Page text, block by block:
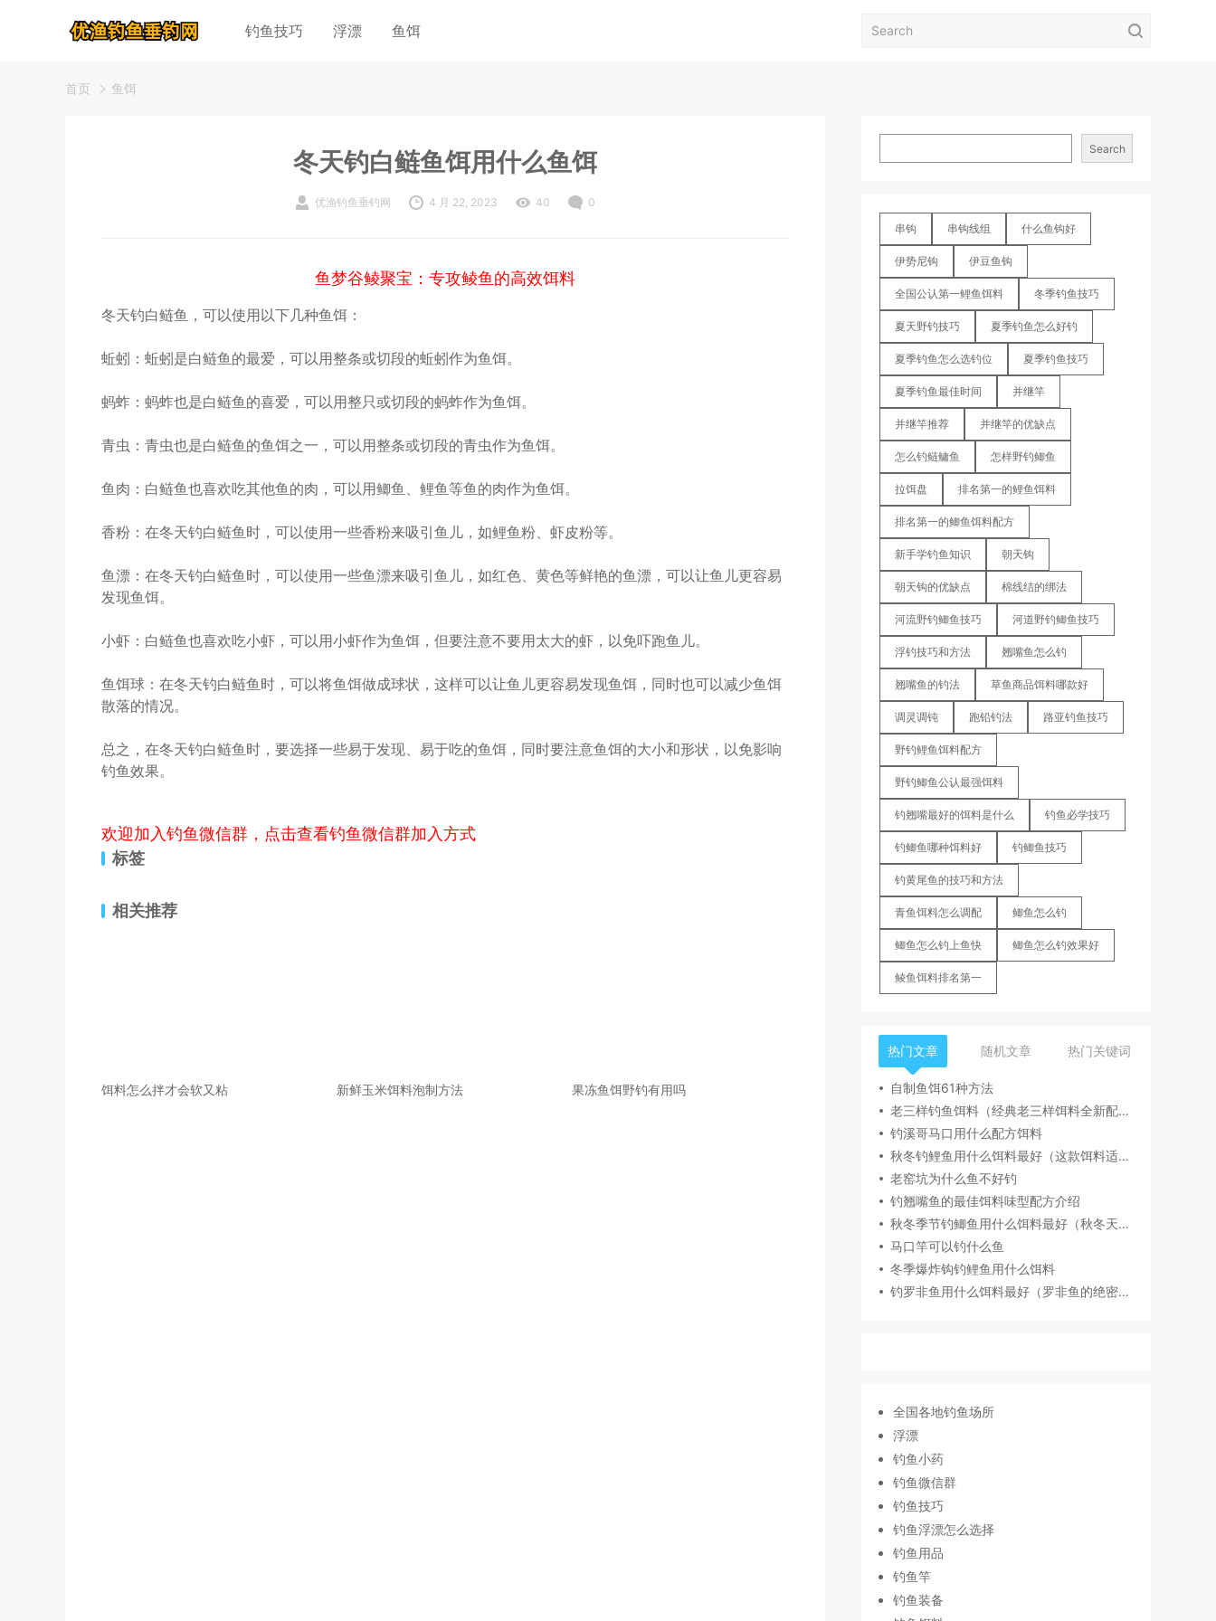
钓鱼技巧 浮漂 鱼饵
首页 鱼饵
冬天钓白鲢鱼饵用什么鱼饵
优渔钓鱼垂钓网 4 月 22, 2023 40 0
鱼梦谷鲮聚宝：专攻鲮鱼的高效饵料
冬天钓白鲢鱼，可以使用以下几种鱼饵：
蚯蚓：蚯蚓是白鲢鱼的最爱，可以用整条或切段的蚯蚓作为鱼饵。
蚂蚱：蚂蚱也是白鲢鱼的喜爱，可以用整只或切段的蚂蚱作为鱼饵。
青虫：青虫也是白鲢鱼的鱼饵之一，可以用整条或切段的青虫作为鱼饵。
鱼肉：白鲢鱼也喜欢吃其他鱼的肉，可以用鲫鱼、鲤鱼等鱼的肉作为鱼饵。
香粉：在冬天钓白鲢鱼时，可以使用一些香粉来吸引鱼儿，如鲤鱼粉、虾皮粉等。
鱼漂：在冬天钓白鲢鱼时，可以使用一些鱼漂来吸引鱼儿，如红色、黄色等鲜艳的鱼漂，可以让鱼儿更容易
发现鱼饵。
小虾：白鲢鱼也喜欢吃小虾，可以用小虾作为鱼饵，但要注意不要用太大的虾，以免吓跑鱼儿。
鱼饵球：在冬天钓白鲢鱼时，可以将鱼饵做成球状，这样可以让鱼儿更容易发现鱼饵，同时也可以减少鱼饵
散落的情况。
总之，在冬天钓白鲢鱼时，要选择一些易于发现、易于吃的鱼饵，同时要注意鱼饵的大小和形状，以免影响
钓鱼效果。
欢迎加入钓鱼微信群，点击查看钓鱼微信群加入方式
标签
相关推荐
饵料怎么拌才会软又粘 新鲜玉米饵料泡制方法 果冻鱼饵野钓有用吗
Search
串钩 串钩线组 什么鱼钩好
伊势尼钩 伊豆鱼钩
全国公认第一鲤鱼饵料 冬季钓鱼技巧
夏天野钓技巧 夏季钓鱼怎么好钓
夏季钓鱼怎么选钓位 夏季钓鱼技巧
夏季钓鱼最佳时间 并继竿
并继竿推荐 并继竿的优缺点
怎么钓鲢鳙鱼 怎样野钓鲫鱼
拉饵盘 排名第一的鲤鱼饵料
排名第一的鲫鱼饵料配方
新手学钓鱼知识 朝天钩
朝天钩的优缺点 棉线结的绑法
河流野钓鲫鱼技巧 河道野钓鲫鱼技巧
浮钓技巧和方法 翘嘴鱼怎么钓
翘嘴鱼的钓法 草鱼商品饵料哪款好
调灵调钝 跑铅钓法 路亚钓鱼技巧
野钓鲤鱼饵料配方
野钓鲫鱼公认最强饵料
钓翘嘴最好的饵料是什么 钓鱼必学技巧
钓鲫鱼哪种饵料好 钓鲫鱼技巧
钓黄尾鱼的技巧和方法
青鱼饵料怎么调配 鲫鱼怎么钓
鲫鱼怎么钓上鱼快 鲫鱼怎么钓效果好
鲮鱼饵料排名第一
热门文章 随机文章 热门关键词
自制鱼饵61种方法
老三样钓鱼饵料（经典老三样饵料全新配方一杯搞定）
钓溪哥马口用什么配方饵料
秋冬钓鲤鱼用什么饵料最好（这款饵料适合秋冬季节钓鲤鱼）
老窑坑为什么鱼不好钓
钓翘嘴鱼的最佳饵料味型配方介绍
秋冬季节钓鲫鱼用什么饵料最好（秋冬天冷用腥味饵料钓鲫鱼）
马口竿可以钓什么鱼
冬季爆炸钩钓鲤鱼用什么饵料
钓罗非鱼用什么饵料最好（罗非鱼的绝密饵料介绍）
全国各地钓鱼场所
浮漂
钓鱼小药
钓鱼微信群
钓鱼技巧
钓鱼浮漂怎么选择
钓鱼用品
钓鱼竿
钓鱼装备